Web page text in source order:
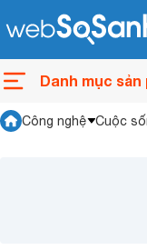
Danh mục sản
Công nghệ Cuộc